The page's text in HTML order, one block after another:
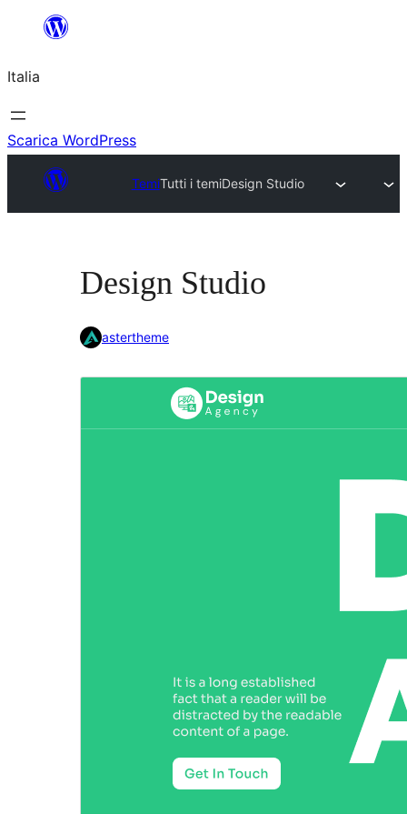
contenuto
Italia
Scarica WordPress
TemiTutti i temiDesign Studio
Design Studio
astertheme